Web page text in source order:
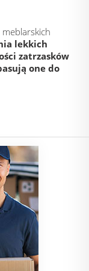
lekkich
zatrzasków
one do